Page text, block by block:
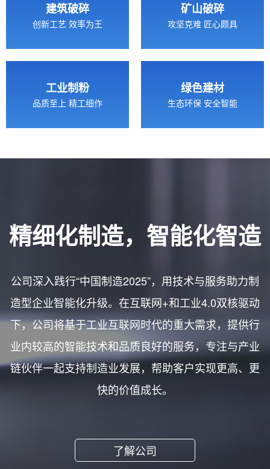
建筑破碎
创新工艺 效率为王
矿山破碎
攻坚克难 匠心颇具
工业制粉
品质至上 精工细作
绿色建材
生态环保 安全智能
精细化制造，智能化智造
公司深入践行“中国制造2025”，用技术与服务助力制
造型企业智能化升级。在互联网+和工业4.0双核驱动
下，公司将基于工业互联网时代的重大需求，提供行
业内较高的智能技术和品质良好的服务，专注与产业
链伙伴一起支持制造业发展，帮助客户实现更高、更
快的价值成长。
了解公司